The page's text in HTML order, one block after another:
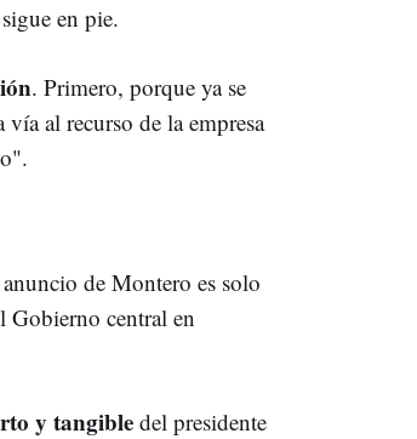
en pie.
. Primero, porque ya se
al recurso de la empresa
de Montero es solo
central en
y tangible del presidente